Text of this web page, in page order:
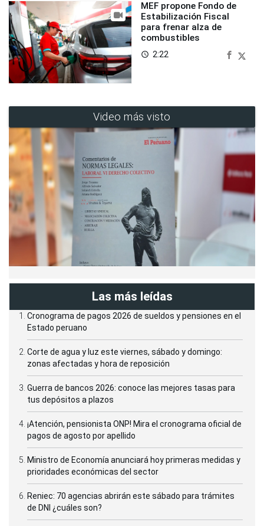
MEF propone Fondo de
Estabilización Fiscal
para frenar alza de
combustibles
access_time 2:22
Video más visto
Las más leídas
Cronograma de pagos 2026 de sueldos y pensiones en el
Estado peruano
Corte de agua y luz este viernes, sábado y domingo:
zonas afectadas y hora de reposición
Guerra de bancos 2026: conoce las mejores tasas para
tus depósitos a plazos
¡Atención, pensionista ONP! Mira el cronograma oficial de
pagos de agosto por apellido
Ministro de Economía anunciará hoy primeras medidas y
prioridades económicas del sector
Reniec: 70 agencias abrirán este sábado para trámites
de DNI ¿cuáles son?